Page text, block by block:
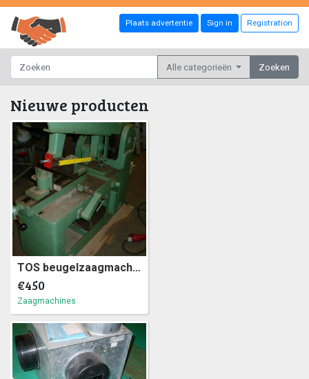
Plaats advertentie Sign in Registration
Alle categorieën Zoeken
Nieuwe producten
TOS beugelzaagmachine, ijzer zaagmachine 380 volt (3a)8
€450
Zaagmachines